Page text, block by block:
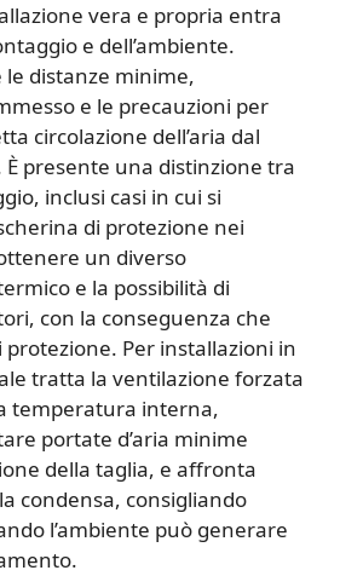
vera e propria entra
e dell’ambiente.
distanze minime,
e le precauzioni per
circolazione dell’aria dal
È presente una distinzione tra
inclusi casi in cui si
di protezione nei
un diverso
e la possibilità di
con la conseguenza che
protezione. Per installazioni in
tratta la ventilazione forzata
temperatura interna,
portate d’aria minime
della taglia, e affronta
condensa, consigliando
l’ambiente può generare